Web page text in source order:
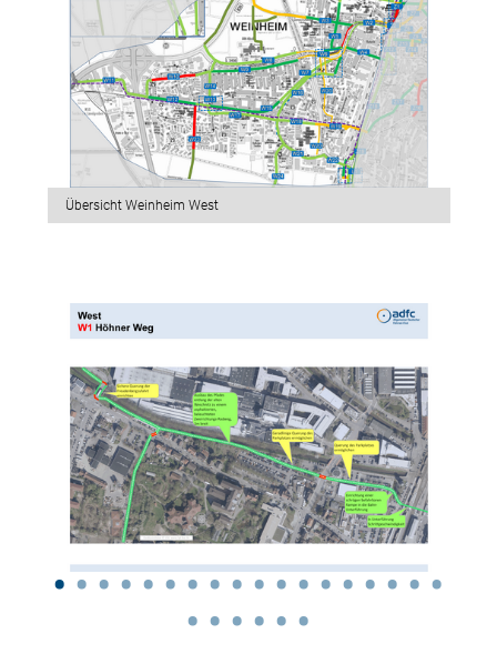
Übersicht Weinheim West